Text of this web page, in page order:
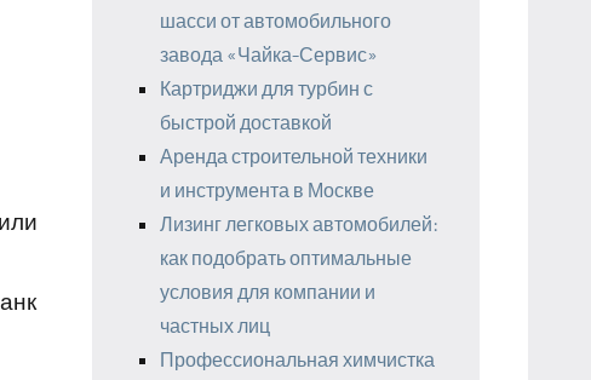
шасси от автомобильного
завода «Чайка-Сервис»
Картриджи для турбин с
быстрой доставкой
Аренда строительной техники
и инструмента в Москве
Лизинг легковых автомобилей:
как подобрать оптимальные
условия для компании и
частных лиц
Профессиональная химчистка